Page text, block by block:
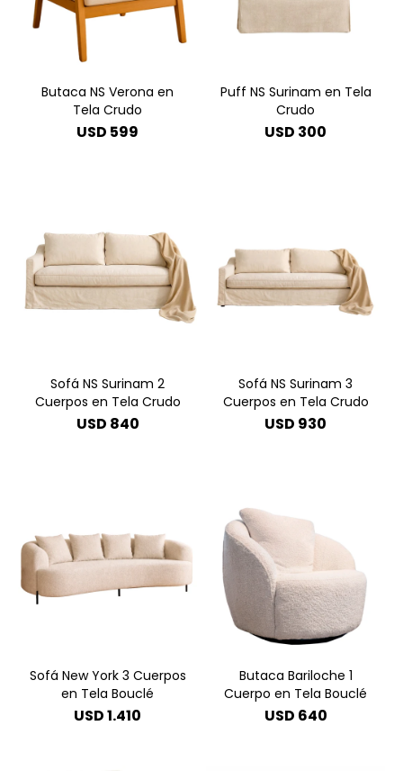
Butaca NS Verona en
Tela Crudo
USD 599
Puff NS Surinam en Tela
Crudo
USD 300
Sofá NS Surinam 2
Cuerpos en Tela Crudo
USD 840
Sofá NS Surinam 3
Cuerpos en Tela Crudo
USD 930
Sofá New York 3 Cuerpos
en Tela Bouclé
USD1.410
Butaca Bariloche 1
Cuerpo en Tela Bouclé
USD 640